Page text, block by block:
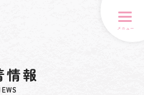
メニュー
情報